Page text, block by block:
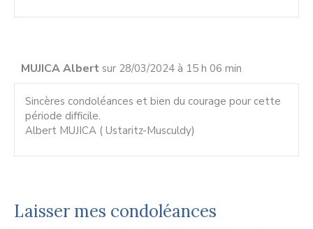
MUJICA Albert sur 28/03/2024 à 15 h 06 min
Sincères condoléances et bien du courage pour cette
période difficile.
Albert MUJICA ( Ustaritz-Musculdy)
Laisser mes condoléances